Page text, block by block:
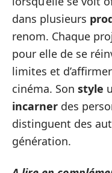
dans plusieurs
renom. Chaque
pour elle de se
limites et
cinéma. Son style
incarner des
distinguent des
génération.